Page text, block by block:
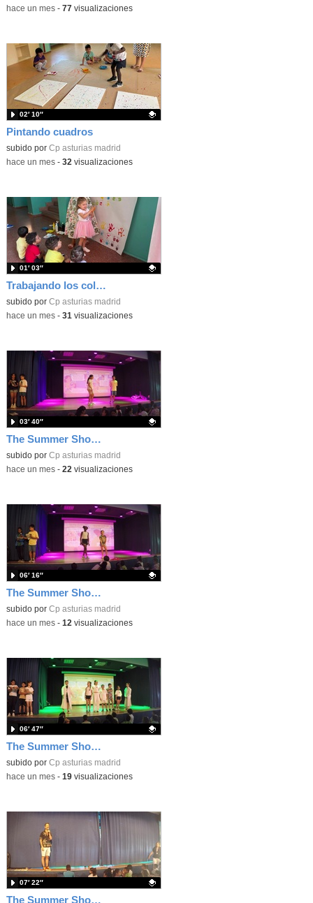
-hace un mes- 77 visualizaciones
Pintando cuadros
Contenido educativo.
subido por Cp asturias madrid
02′ 10″
-hace un mes- 32 visualizaciones
Trabajando los colores en 3 años
Contenido educativo.
subido por Cp asturias madrid
01′ 03″
-hace un mes- 31 visualizaciones
The Summer Show 004
Contenido educativo.
subido por Cp asturias madrid
03′ 40″
-hace un mes- 22 visualizaciones
The Summer Show 003
Contenido educativo.
subido por Cp asturias madrid
06′ 16″
-hace un mes- 12 visualizaciones
The Summer Show 002
Contenido educativo.
subido por Cp asturias madrid
06′ 47″
-hace un mes- 19visualizaciones
The Summer Show 001
07′ 22″